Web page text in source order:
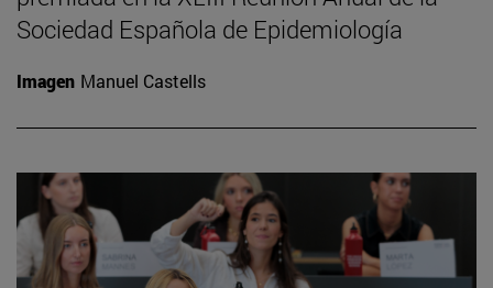
Sociedad Española de Epidemiología
Imagen Manuel Castells